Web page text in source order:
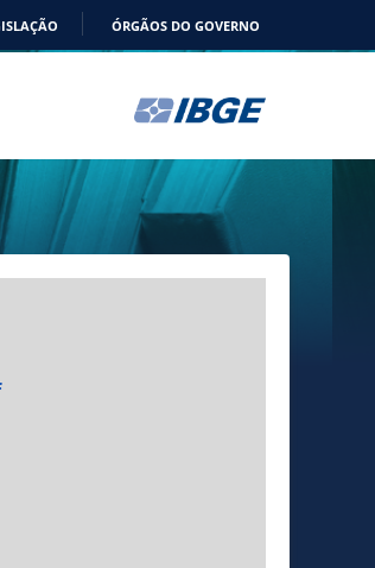
ÓRGÃOS DO GOVERNO